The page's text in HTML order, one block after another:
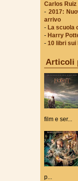
Carlos Ruiz
- 2017:
arrivo
- La scuola
- Harry
- 10 libri sui
Articoli
film e ser...
p...